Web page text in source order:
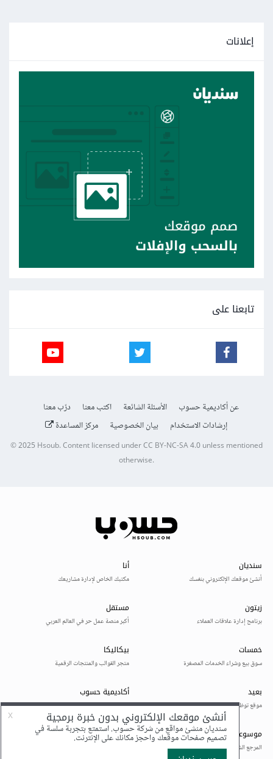
إعلانات
تابعنا على
عن أكاديمية حسوب الأسئلة الشائعة اكتب معنا
درّب معنا
إرشادات الاستخدام
بيان الخصوصية مركز المساعدة
© 2025Hsoub.Content licensed underCC BY-NC-SA 4.0unless mentioned
otherwise.